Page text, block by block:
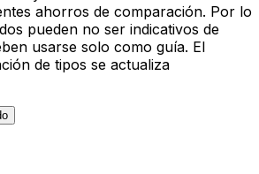
ahorros de comparación. Por lo
pueden no ser indicativos de
usarse solo como guía. El
de tipos se actualiza